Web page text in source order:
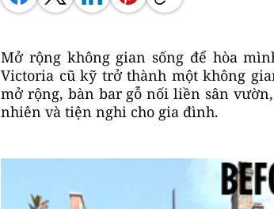
Mở rộng không gian sống để hòa
Victoria cũ kỹ trở thành một không
mở rộng, bàn bar gỗ nối liền sân
nhiên và tiện nghi cho gia đình.